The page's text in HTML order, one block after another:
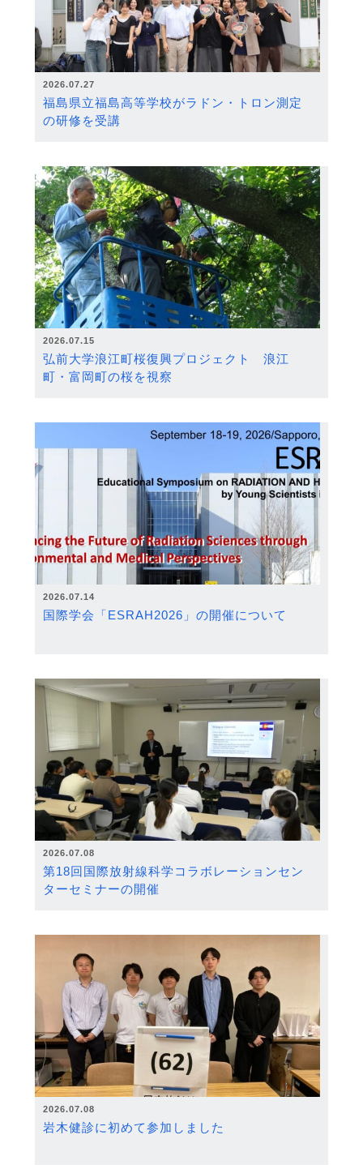
2026.07.27
福島県立福島高等学校がラドン・トロン測定
の研修を受講
2026.07.15
弘前大学浪江町桜復興プロジェクト 浪江
町・富岡町の桜を視察
2026.07.14
国際学会「ESRAH2026」の開催について
2026.07.08
第18回国際放射線科学コラボレーションセン
ターセミナーの開催
2026.07.08
岩木健診に初めて参加しました